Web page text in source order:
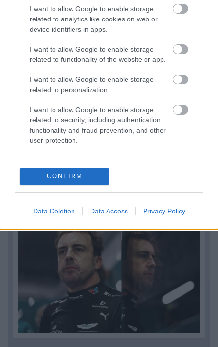
I want to allow Google to enable storage
related to analytics like cookies on web or
device identifiers in apps.
I want to allow Google to enable storage
related to functionality of the website or app.
I want to allow Google to enable storage
related to personalization.
I want to allow Google to enable storage
related to security, including authentication
functionality and fraud prevention, and other
user protection.
CONFIRM
Data Deletion Data Access Privacy Policy
1 napja
Újabb korábbi F2-es bajnok folytatja a Formula-E-ben
2 napja
Newey biztos benne, hogy Alonso marad az Aston